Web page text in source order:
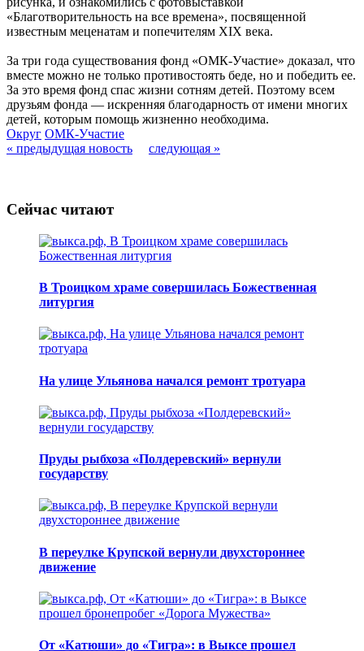
«Благотворительность на все времена», посвященной
известным меценатам и попечителям XIX века.
За три года существования фонд «ОМК-Участие» доказал, что
вместе можно не только противостоять беде, но и победить ее.
За это время фонд спас жизни сотням детей. Поэтому всем
друзьям фонда — искренняя благодарность от имени многих
детей, которым помощь жизненно необходима.
Округ ОМК-Участие
« предыдущая новость
следующая »
Сейчас читают
В Троицком храме совершилась Божественная
литургия
На улице Ульянова начался ремонт тротуара
Пруды рыбхоза «Полдеревский» вернули
государству
В переулке Крупской вернули двухстороннее
движение
От «Катюши» до «Тигра»: в Выксе прошел